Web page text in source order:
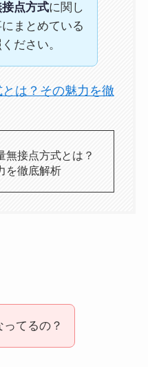
点方式に関し
まとめている
ださい。
は？その魅力を徹
無接点方式とは？
を徹底解析
てるの？